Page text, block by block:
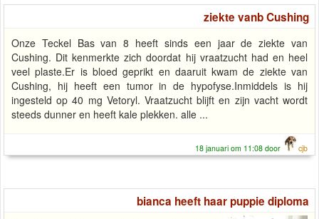
ziekte vanb Cushing
Onze Teckel Bas van 8 heeft sinds een jaar de ziekte van
Cushing. Dit kenmerkte zich doordat hij vraatzucht had en heel
veel plaste.Er is bloed geprikt en daaruit kwam de ziekte van
Cushing, hij heeft een tumor in de hypofyse.Inmiddels is hij
ingesteld op 40 mg Vetoryl. Vraatzucht blijft en zijn vacht wordt
steeds dunner en heeft kale plekken. alle ...
18 januari om 11:08 door cjb
bianca heeft haar puppie diploma